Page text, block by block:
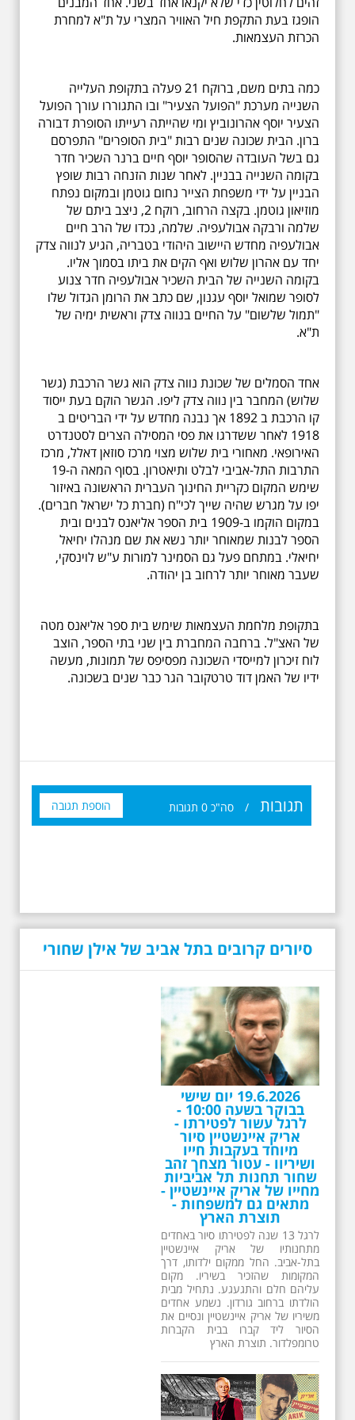
הופגז בעת התקפת חיל האוויר המצרי על ת"א למחרת
הכרזת העצמאות.
כמה בתים משם, ברוקח 21 פעלה בתקופת העלייה
השנייה מערכת "הפועל הצעיר" ובו התגוררו עורך הפועל
הצעיר יוסף אהרונוביץ ומי שהייתה רעייתו הסופרת דבורה
ברון. הבית שכונה שנים רבות "בית הסופרים" התפרסם
גם בשל העובדה שהסופר יוסף חיים ברנר השכיר חדר
בקומה השנייה בבניין. לאחר שנות הזנחה רבות שופץ
הבניין על ידי משפחת הצייר נחום גוטמן ובמקום נפתח
מוזיאון גוטמן. בקצה הרחוב, רוקח 2, ניצב ביתם של
שלמה ורבקה אבולעפיה. שלמה, נכדו של הרב חיים
אבולעפיה מחדש היישוב היהודי בטבריה, הגיע לנווה צדק
יחד עם אהרון שלוש ואף הקים את ביתו בסמוך אליו.
בקומה השנייה של הבית השכיר אבולעפיה חדר צנוע
לסופר שמואל יוסף עגנון, שם כתב את הרומן הגדול שלו
"תמול שלשום" על החיים בנווה צדק וראשית ימיה של
ת"א.
אחד הסמלים של שכונת נווה צדק הוא גשר הרכבת (גשר
שלוש) המחבר בין נווה צדק ליפו. הגשר הוקם בעת ייסוד
קו הרכבת ב 1892 אך נבנה מחדש על ידי הבריטים ב
1918 לאחר ששדרגו את פסי המסילה הצרים לסטנדרט
האירופאי. מאחורי בית שלוש מצוי מרכז סוזאן דאלל, מרכז
התרבות התל-אביבי לבלט ותיאטרון. בסוף המאה ה-19
שימש המקום כקריית החינוך העברית הראשונה באיזור
יפו על מגרש שהיה שייך לכי"ח (חברת כל ישראל חברים).
במקום הוקמו ב-1909 בית הספר אליאנס לבנים ובית
הספר לבנות שמאוחר יותר נשא את שם מנהלו יחיאל
יחיאלי. במתחם פעל גם הסמינר למורות ע"ש לוינסקי,
שעבר מאוחר יותר לרחוב בן יהודה.
בתקופת מלחמת העצמאות שימש בית ספר אליאנס מטה
של האצ"ל. ברחבה המחברת בין שני בתי הספר, הוצב
לוח זיכרון למייסדי השכונה מפסיפס של תמונות, מעשה
ידיו של האמן דוד טרטקובר הגר כבר שנים בשכונה.
תגובות / סה"כ 0 תגובות הוספת תגובה
סיורים קרובים בתל אביב של אילן שחורי
26.6.2026 - שישי בבוקר
ב 10:00 אריק איינשטיין
סיור מיוחד בעקבות חייו
ושיריו - עטור מצחך זהב
שחור תחנות תל אביביות
מחייו של אריק איינשטיין -
מתאים גם למשפחות -
תוצרת הארץ
13 שנים לפטירתו של זמר ענק. סיור
באחדים מתחנותיו של אריק איינשטיין
בתל-אביב. החל ממקום ילדותו, דרך
המקומות שהזכיר בשיריו. מקום
עליהם חלם והתגעגע. נתחיל מבית
הולדתו ברחוב גורדון. נשמע אחדים
משיריו של אריק איינשטיין ונסיים את
הסיור ליד קברו בבית הקברות
טרומפלדור. תוצרת הארץ